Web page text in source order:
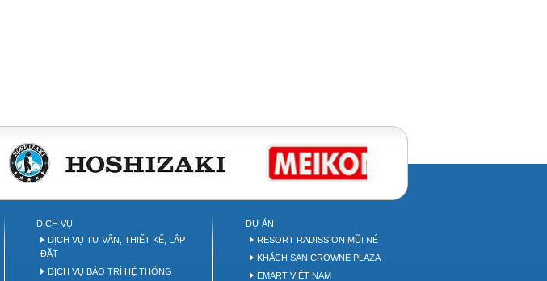
DỊCH VỤ
DỊCH VỤ TƯ VẤN, THIẾT KẾ, LẮP
ĐẶT
DỊCH VỤ BẢO TRÌ HỆ THỐNG
DỰ ÁN
RESORT RADISSION MŨI NÉ
KHÁCH SẠN CROWNE PLAZA
EMART VIỆT NAM